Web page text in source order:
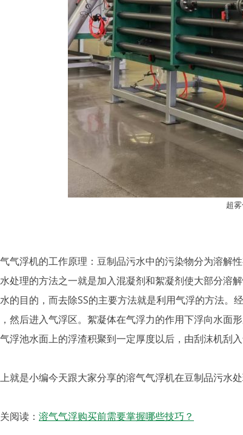
超
浮机的工作原理：豆制品污水中的污染物分为溶解性
处理的方法之一就是加入混凝剂和絮凝剂使大部分溶
的目的，而去除SS的主要方法就是利用气浮的方法
然后进入气浮区。絮凝体在气浮力的作用下浮向水面
浮池水面上的浮渣积聚到一定厚度以后，由刮沫机刮
是小编今天跟大家分享的溶气气浮机在豆制品污水处
读： 溶气气浮购买前需要掌握哪些技巧？